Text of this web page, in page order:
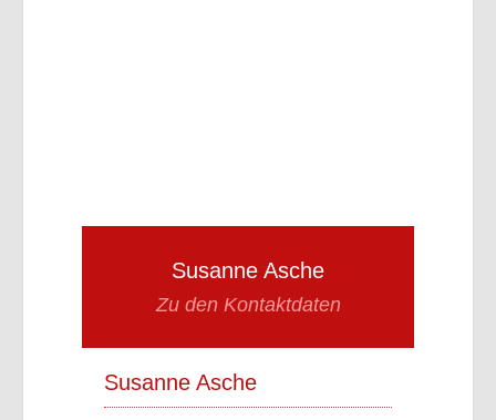
Susanne Asche
Zu den Kontaktdaten
Susanne Asche